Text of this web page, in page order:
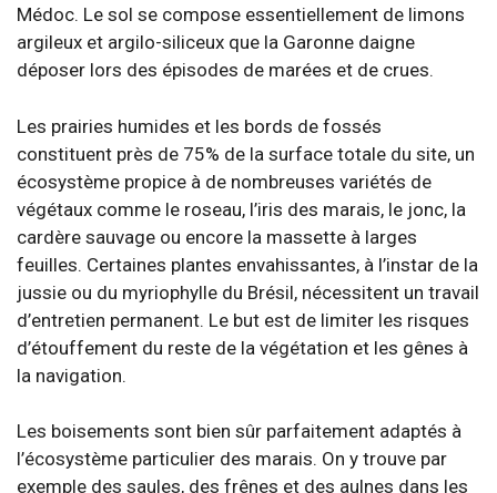
Médoc. Le sol se compose essentiellement de limons
argileux et argilo-siliceux que la Garonne daigne
déposer lors des épisodes de marées et de crues.
Les prairies humides et les bords de fossés
constituent près de 75% de la surface totale du site, un
écosystème propice à de nombreuses variétés de
végétaux comme le roseau, l’iris des marais, le jonc, la
cardère sauvage ou encore la massette à larges
feuilles. Certaines plantes envahissantes, à l’instar de la
jussie ou du myriophylle du Brésil, nécessitent un travail
d’entretien permanent. Le but est de limiter les risques
d’étouffement du reste de la végétation et les gênes à
la navigation.
Les boisements sont bien sûr parfaitement adaptés à
l’écosystème particulier des marais. On y trouve par
exemple des saules, des frênes et des aulnes dans les